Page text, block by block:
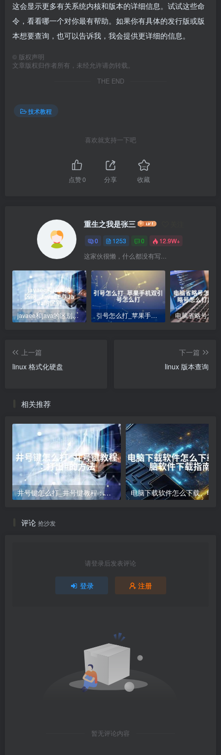
这会显示更多有关系统内核和版本的详细信息。试试这些命
令，看看哪一个对你最有帮助。如果你有具体的发行版或版
本想要查询，也可以告诉我，我会提供更详细的信息。
© 版权声明
文章版权归作者所有，未经允许请勿转载。
THE END
技术教程
喜欢就支持一下吧
点赞0 分享 收藏
重生之我是张三
0 1253 0 12.9W+
这家伙很懒，什么都没有写...
javaee和java的区别_JavaEE与Java的区别 引号怎么打_苹果手机双引号怎么打
上一篇
linux 格式化硬盘
下一篇
linux 版本查询
相关推荐
井号键怎么打_井号键教程：打出#的方法
评论 抢沙发
请登录后发表评论
登录 注册
暂无评论内容